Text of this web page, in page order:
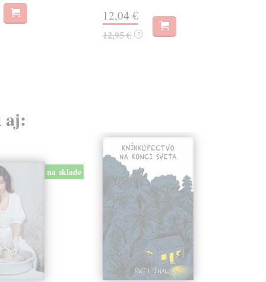
12,04 €
12,95 € ?
aj:
na sklade